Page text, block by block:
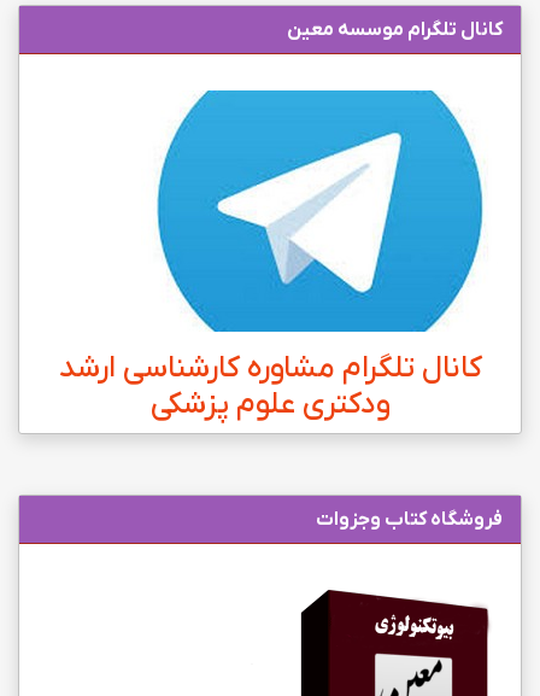
کانال تلگرام موسسه معین
کانال تلگرام مشاوره کارشناسی ارشد
ودکتری علوم پزشکی
فروشگاه کتاب وجزوات